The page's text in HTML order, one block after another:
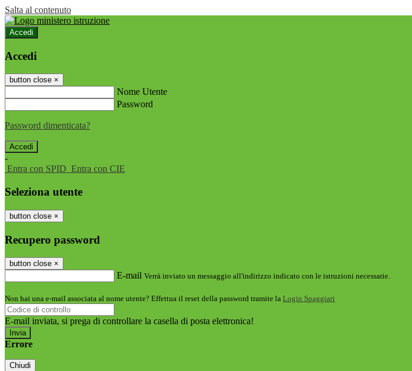
Salta al contenuto
Accedi
Accedi
button close ×
Nome Utente
Password
Password dimenticata?
-
Entra con SPID Entra con CIE
Seleziona utente
button close ×
Recupero password
button close ×
E-mail Verrà inviato un messaggio all'indirizzo indicato con le istruzioni necessarie.
Non hai una e-mail associata al nome utente? Effettua il reset della password tramite la Login Spaggiari
E-mail inviata, si prega di controllare la casella di posta elettronica!
Errore
Chiudi